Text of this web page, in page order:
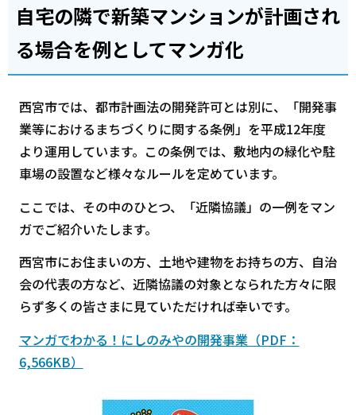
自宅の隣で新築マンションが計画され
る場合を例としてマンガ化
西宮市では、都市計画法の開発許可とは別に、「開発事
業等におけるまちづくりに関する条例」を平成12年度
より運用しています。この条例では、敷地内の緑化や駐
車場の設置など様々なルールを定めています。
ここでは、その中のひとつ、「近隣協議」の一例をマン
ガでご紹介いたします。
西宮市にお住まいの方、土地や建物をお持ちの方、自治
会の代表の方など、近隣協議の対象となられた方々に限
らず多くの皆さまに見ていただければ幸いです。
マンガでわかる！にしのみやの開発事業（PDF：
6,566KB）